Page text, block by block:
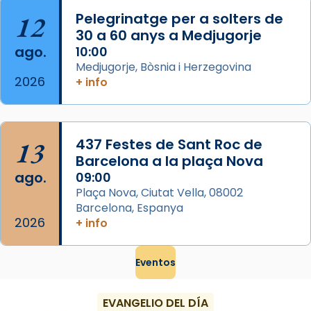
Foto
View on Facebook ·
12
ago.
2026
Pelegrinatge per a solters de
30 a 60 anys a Medjugorje
10:00
Medjugorje, Bòsnia i Herzegovina
+ info
13
ago.
2026
437 Festes de Sant Roc de
Barcelona a la plaça Nova
09:00
Plaça Nova, Ciutat Vella, 08002
Barcelona, Espanya
+ info
Eventos
EVANGELIO DEL DÍA